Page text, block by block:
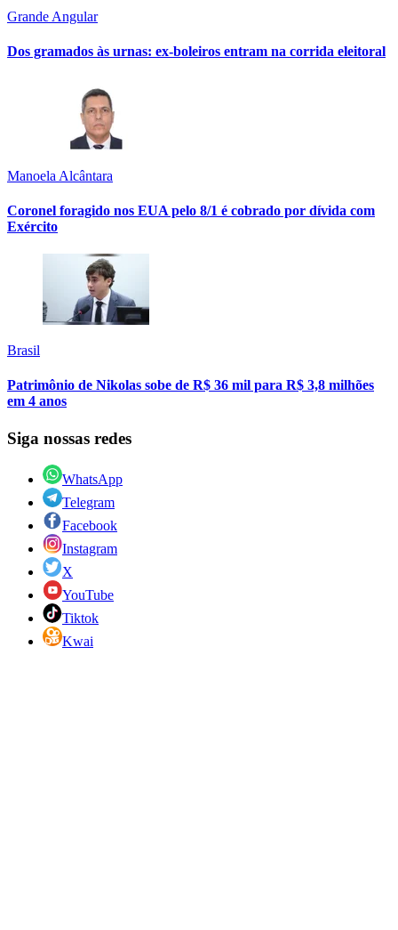
Grande Angular
Dos gramados às urnas: ex-boleiros entram na corrida eleitoral
Manoela Alcântara
Coronel foragido nos EUA pelo 8/1 é cobrado por dívida com
Exército
Brasil
Patrimônio de Nikolas sobe de R$ 36 mil para R$ 3,8 milhões
em 4 anos
Siga nossas redes
WhatsApp
Telegram
Facebook
Instagram
X
YouTube
Tiktok
Kwai